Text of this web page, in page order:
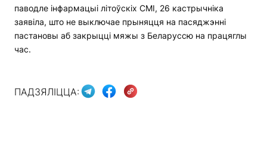
паводле інфармацыі літоўскіх СМІ, 26 кастрычніка
заявіла, што не выключае прыняцця на пасяджэнні
пастановы аб закрыцці мяжы з Беларуссю на працяглы
час.
ПАДЗЯЛІЦЦА: